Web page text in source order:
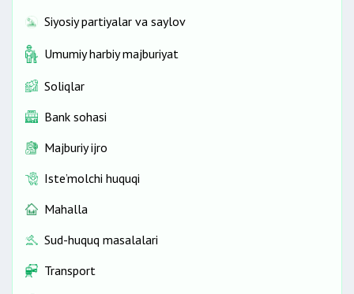
Siyosiy partiyalar va saylov
Umumiy harbiy majburiyat
Soliqlar
Bank sohasi
Majburiy ijro
Iste’molchi huquqi
Mahalla
Sud-huquq masalalari
Transport